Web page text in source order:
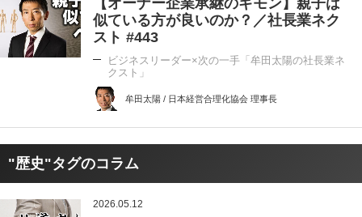
【オーナー企業承継のギモン】親子は
似ている方が良いのか？／社長業ネク
スト #443
ビジネスリーダー×次の一手「牟田太陽の社長業ネ
クスト」
牟田太陽 / 日本経営合理化協会 理事長
"歴史"タグのコラム
2026.05.12